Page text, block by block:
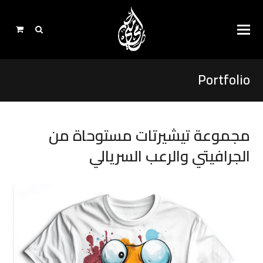
Portfolio
مجموعة تيشيرتات مستوحاة من
الجرافيتي والرعب السريالي